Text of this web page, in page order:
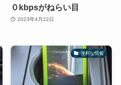
０kbpsがねらい目
2023年4月22日
便利な情報